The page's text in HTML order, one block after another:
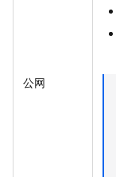
公网